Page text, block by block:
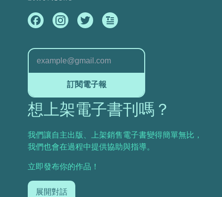
想上架電子書刊嗎？
我們讓自主出版、上架銷售電子書變得簡單無比，
我們也會在過程中提供協助與指導。
立即發布你的作品！
展開對話
訂閱電子報